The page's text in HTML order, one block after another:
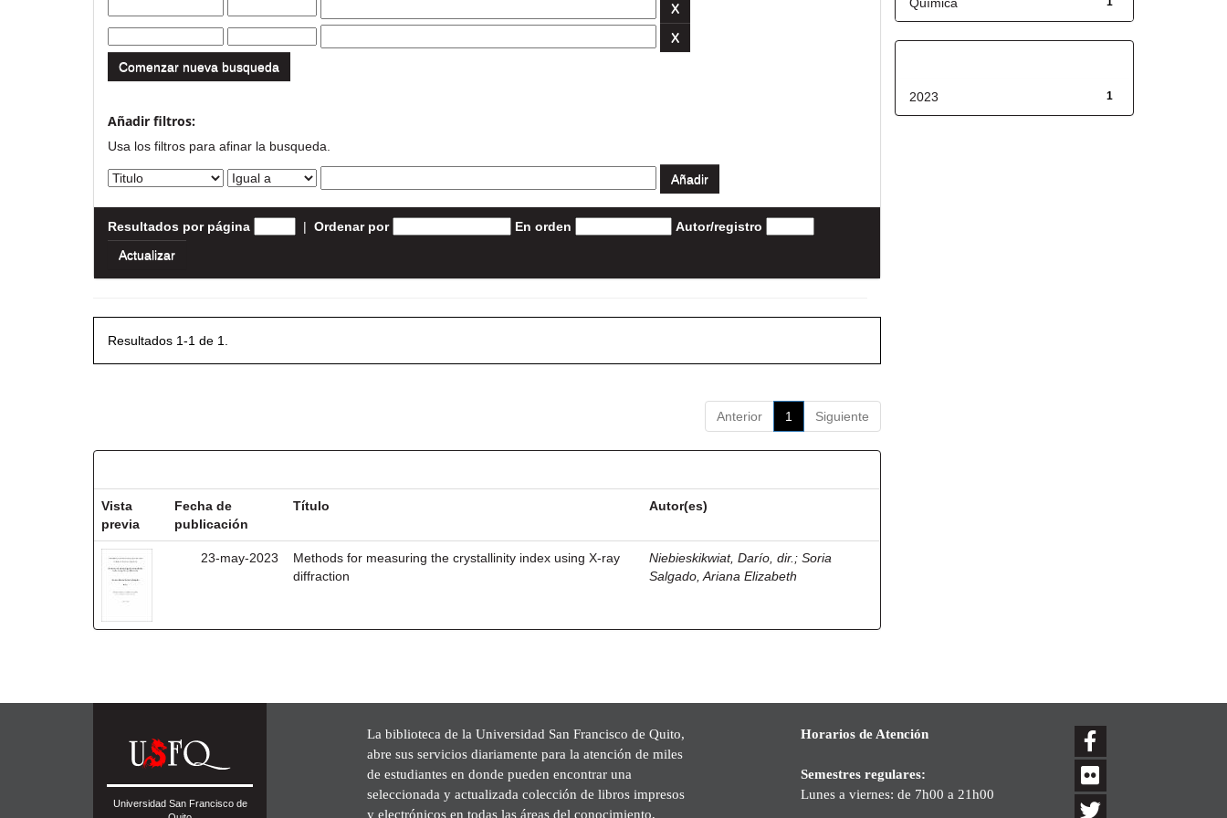
Comenzar nueva busqueda
Añadir filtros:
Usa los filtros para afinar la busqueda.
Resultados por página | Ordenar por En orden Autor/registro
Resultados 1-1 de 1.
Anterior 1 Siguiente
Vista
previa
Fecha de
publicación
Título Autor(es)
23-may-2023
Methods for measuring the crystallinity index using X-ray
diffraction
Niebieskikwiat, Darío, dir. ;Soria
Salgado, Ariana Elizabeth
1
2023
Universidad San Francisco de
La biblioteca de la Universidad San Francisco de Quito,
abre sus servicios diariamente para la atención de miles
de estudiantes en donde pueden encontrar una
seleccionada y actualizada colección de libros impresos
y electrónicos en todas las áreas del conocimiento,
Horarios de Atención
Semestres regulares:
Lunes a viernes: de 7h00 a 21h00